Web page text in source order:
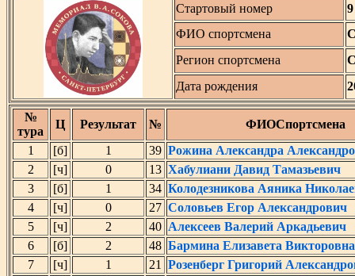
Стартовый номер
9
ФИО спортсмена
Регион спортсмена
Дата рождения
№
тура
Ц Результат №
ФИОСпортсмена
1
[б] 1 39 Рожина Александра
2
[ч] 0 13 Хабулиани Давид Тамазьевич
3
[б] 1 34 Колодезникова Аяника
4
[ч] 0 27 Соловьев Егор Александрович
5
[ч] 2 40 Алексеев Валерий Аркадьевич
6
[б] 2 48 Бармина Елизавета Викторовна
7
[ч] 1 21
Розенберг Григорий